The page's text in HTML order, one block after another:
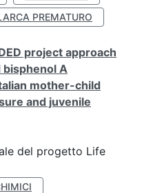
PREMATURO
project approach
bisphenol A
mother-child
and juvenile
del progetto Life